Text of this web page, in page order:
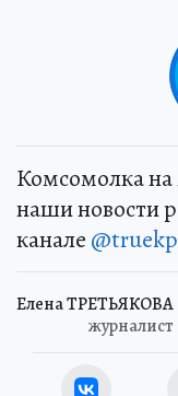
Комсомолка
наши новости
канале
Елена ТРЕТЬЯКОВА
журналист